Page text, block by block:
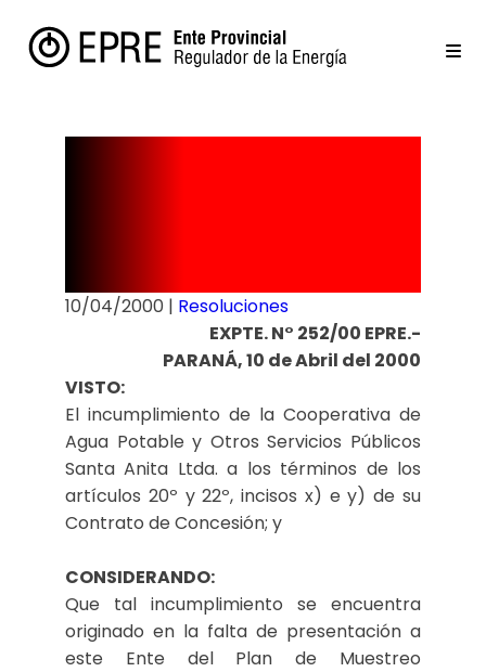
10/04/2000 | Resoluciones
EXPTE. N° 252/00 EPRE.-
PARANÁ, 10 de Abril del 2000
VISTO:
El incumplimiento de la Cooperativa de
Agua Potable y Otros Servicios Públicos
Santa Anita Ltda. a los términos de los
artículos 20º y 22º, incisos x) e y) de su
Contrato de Concesión; y
CONSIDERANDO:
Que tal incumplimiento se encuentra
originado en la falta de presentación a
este Ente del Plan de Muestreo